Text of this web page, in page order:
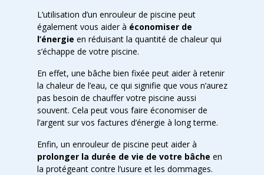
L’utilisation d’un enrouleur de piscine peut
également vous aider à économiser de
l’énergie en réduisant la quantité de chaleur qui
s’échappe de votre piscine.
En effet, une bâche bien fixée peut aider à retenir
la chaleur de l’eau, ce qui signifie que vous n’aurez
pas besoin de chauffer votre piscine aussi
souvent. Cela peut vous faire économiser de
l’argent sur vos factures d’énergie à long terme.
Enfin, un enrouleur de piscine peut aider à
prolonger la durée de vie de votre bâche en
la protégeant contre l’usure et les dommages.